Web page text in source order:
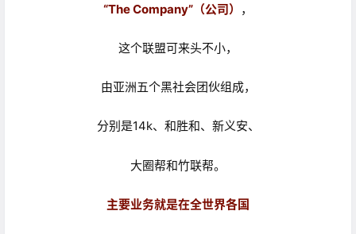
“The Company”（公司） ，
这个联盟可来头不小，
由亚洲五个黑社会团伙组成，
分别是14k、和胜和、新义安、
大圈帮和竹联帮。
主要业务就是在全世界各国